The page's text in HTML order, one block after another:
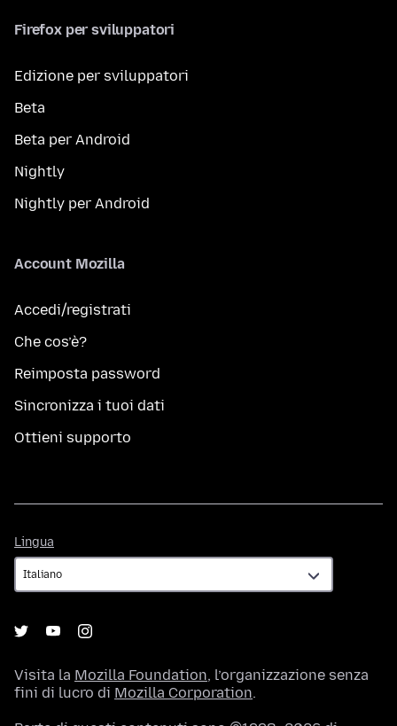
Firefox per sviluppatori
Edizione per sviluppatori
Beta
Beta per Android
Nightly
Nightly per Android
Account Mozilla
Accedi/registrati
Che cos’è?
Reimposta password
Sincronizza i tuoi dati
Ottieni supporto
Lingua
Visita la Mozilla Foundation, l’organizzazione senza
fini di lucro di Mozilla Corporation.